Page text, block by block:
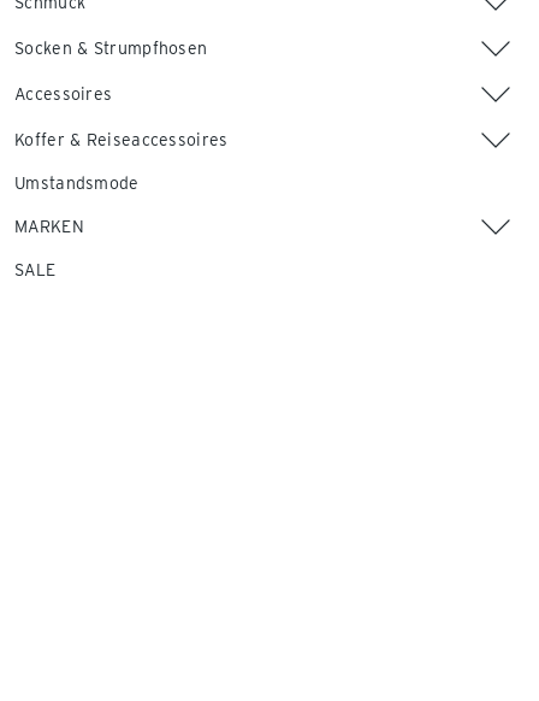
Socken & Strumpfhosen
Accessoires
Koffer & Reiseaccessoires
Umstandsmode
MARKEN
SALE